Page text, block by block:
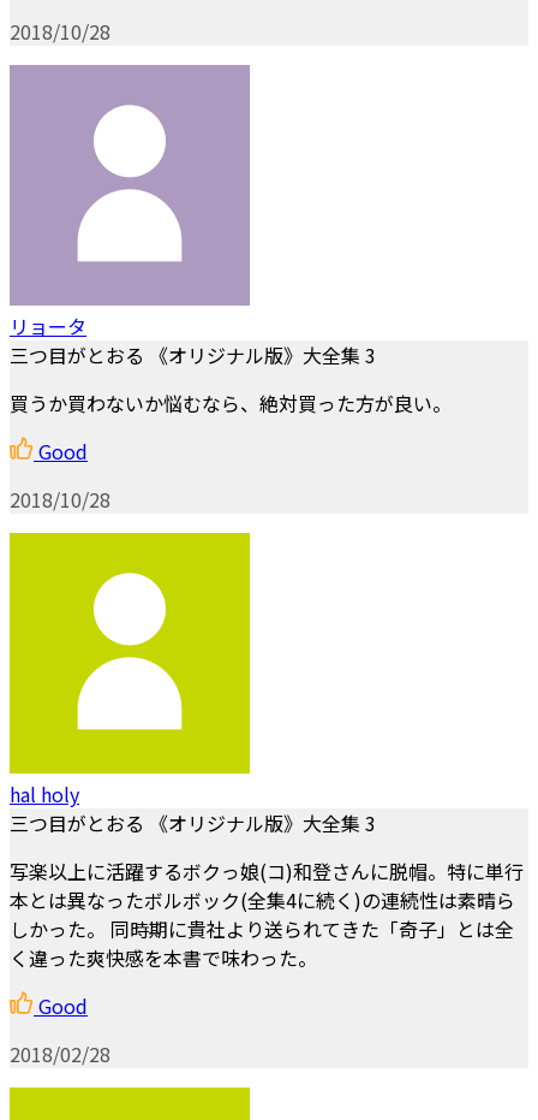
2018/10/28
リョータ
三つ目がとおる 《オリジナル版》大全集 3
買うか買わないか悩むなら、絶対買った方が良い。
Good
2018/10/28
hal holy
三つ目がとおる 《オリジナル版》大全集 3
写楽以上に活躍するボクっ娘(コ)和登さんに脱帽。特に単行
本とは異なったボルボック(全集4に続く)の連続性は素晴ら
しかった。 同時期に貴社より送られてきた「奇子」とは全
く違った爽快感を本書で味わった。
Good
2018/02/28